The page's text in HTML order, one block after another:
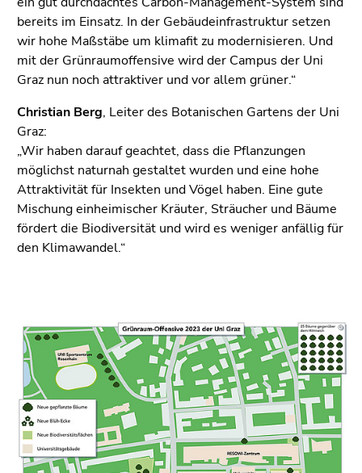
bereits im Einsatz. In der Gebäudeinfrastruktur setzen
wir hohe Maßstäbe um klimafit zu modernisieren. Und
mit der Grünraumoffensive wird der Campus der Uni
Graz nun noch attraktiver und vor allem grüner.“
Christian Berg, Leiter des Botanischen Gartens der Uni
Graz:
„Wir haben darauf geachtet, dass die Pflanzungen
möglichst naturnah gestaltet wurden und eine hohe
Attraktivität für Insekten und Vögel haben. Eine gute
Mischung einheimischer Kräuter, Sträucher und Bäume
fördert die Biodiversität und wird es weniger anfällig für
den Klimawandel.“